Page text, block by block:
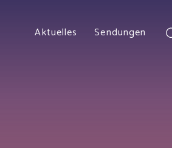
Aktuelles Sendungen